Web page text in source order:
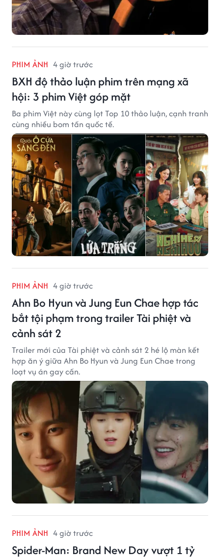
PHIM ẢNH 4 giờ trước
BXH độ thảo luận phim trên mạng xã
hội: 3 phim Việt góp mặt
Ba phim Việt này cùng lọt Top 10 thảo luận, cạnh tranh
cùng nhiều bom tấn quốc tế.
PHIM ẢNH 4 giờ trước
Ahn Bo Hyun và Jung Eun Chae hợp tác
bắt tội phạm trong trailer Tài phiệt và
cảnh sát 2
Trailer mới của Tài phiệt và cảnh sát 2 hé lộ màn kết
hợp ăn ý giữa Ahn Bo Hyun và Jung Eun Chae trong
loạt vụ án gay cấn.
PHIM ẢNH 4 giờ trước
Spider-Man: Brand New Day vượt 1 tỷ